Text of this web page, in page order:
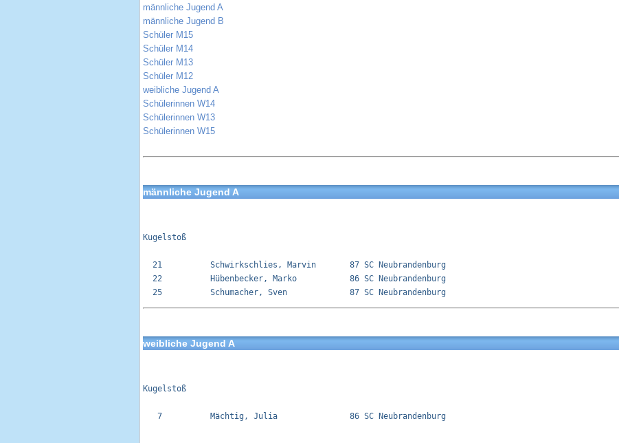
männliche Jugend A
männliche Jugend B
Schüler M15
Schüler M14
Schüler M13
Schüler M12
weibliche Jugend A
Schülerinnen W14
Schülerinnen W13
Schülerinnen W15
männliche Jugend A
Kugelstoß
  21          Schwirkschlies, Marvin       87 SC Neubrandenburg
  22          Hübenbecker, Marko           86 SC Neubrandenburg
weibliche Jugend A
Kugelstoß
   7          Mächtig, Julia               86 SC Neubrandenburg